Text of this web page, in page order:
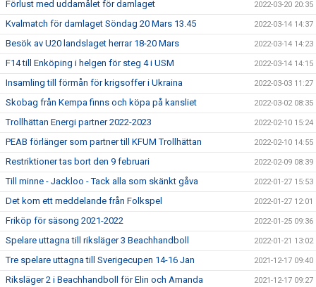
Förlust med uddamålet för damlaget 2022-03-20 20:35
Kvalmatch för damlaget Söndag 20 Mars 13.45 2022-03-14 14:37
Besök av U20 landslaget herrar 18-20 Mars 2022-03-14 14:23
F14 till Enköping i helgen för steg 4 i USM 2022-03-14 14:15
Insamling till förmån för krigsoffer i Ukraina 2022-03-03 11:27
Skobag från Kempa finns och köpa på kansliet 2022-03-02 08:35
Trollhättan Energi partner 2022-2023 2022-02-10 15:24
PEAB förlänger som partner till KFUM Trollhättan 2022-02-10 14:55
Restriktioner tas bort den 9 februari 2022-02-09 08:39
Till minne - Jackloo - Tack alla som skänkt gåva 2022-01-27 15:53
Det kom ett meddelande från Folkspel 2022-01-27 12:01
Friköp för säsong 2021-2022 2022-01-25 09:36
Spelare uttagna till riksläger 3 Beachhandboll 2022-01-21 13:02
Tre spelare uttagna till Sverigecupen 14-16 Jan 2021-12-17 09:40
Riksläger 2 i Beachhandboll för Elin och Amanda 2021-12-17 09:27